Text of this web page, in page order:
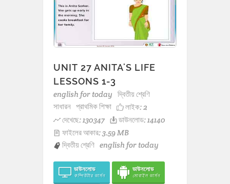
UNIT 27 ANITA'S LIFE
LESSONS 1-3
english for today দ্বিতীয় শ্রেণি
সাধারন প্রাথমিক শিক্ষা লাইক:2
দেখেছে: 130347
ডাউনলোড: 14140
ফাইলের আকার: 3.59 MB
দ্বিতীয় শ্রেণি english for today
ডাউনলোড
কম্পিউটার ভার্সন
ডাউনলোড
মোবাইল ভার্সন